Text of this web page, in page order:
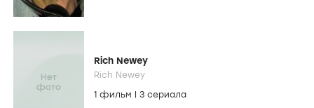
Rich Newey
Rich Newey
1 фильм
3 сериала